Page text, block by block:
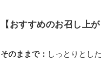
【おすすめのお召し上が
そのままで： しっとりとし